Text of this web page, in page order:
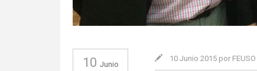
10 Junio
10 Junio 2015 por FEUSO